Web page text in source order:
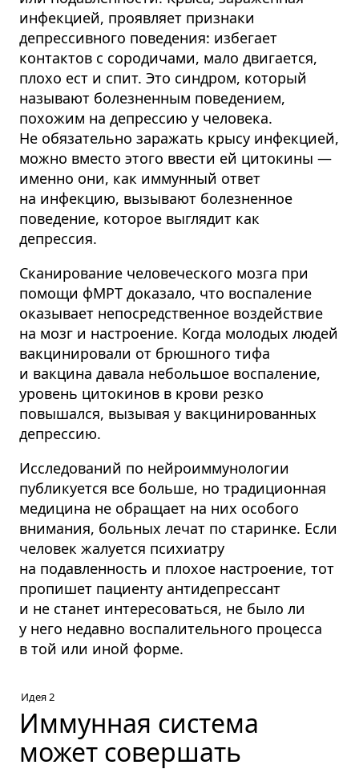
инфекцией, проявляет признаки
депрессивного поведения: избегает
контактов с сородичами, мало двигается,
плохо ест и спит. Это синдром, который
называют болезненным поведением,
похожим на депрессию у человека.
Не обязательно заражать крысу инфекцией,
можно вместо этого ввести ей цитокины —
именно они, как иммунный ответ
на инфекцию, вызывают болезненное
поведение, которое выглядит как
депрессия.
Сканирование человеческого мозга при
помощи фМРТ доказало, что воспаление
оказывает непосредственное воздействие
на мозг и настроение. Когда молодых людей
вакцинировали от брюшного тифа
и вакцина давала небольшое воспаление,
уровень цитокинов в крови резко
повышался, вызывая у вакцинированных
депрессию.
Исследований по нейроиммунологии
публикуется все больше, но традиционная
медицина не обращает на них особого
внимания, больных лечат по старинке. Если
человек жалуется психиатру
на подавленность и плохое настроение, тот
пропишет пациенту антидепрессант
и не станет интересоваться, не было ли
у него недавно воспалительного процесса
в той или иной форме.
Идея 2
Иммунная система
может совершать